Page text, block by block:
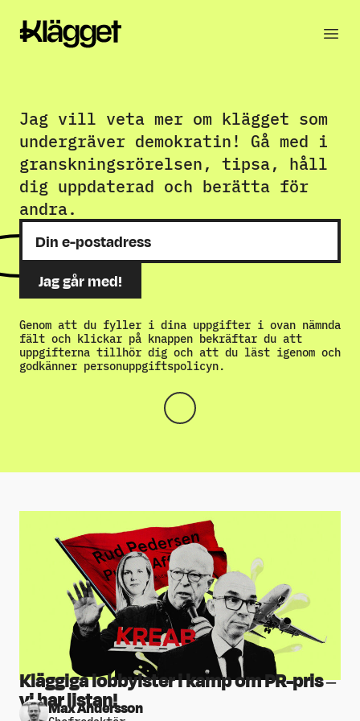
Jag vill veta mer om klägget som
undergräver demokratin! Gå med i
granskningsrörelsen, tipsa, håll
dig uppdaterad och berätta för
andra.
Genom att du fyller i dina uppgifter i ovan nämnda
fält och klickar på knappen bekräftar du att
uppgifterna tillhör dig och att du läst igenom och
godkänner personuppgiftspolicyn.
Kläggiga lobbyister i kamp om PR-pris –
vi har listan!
Max Andersson